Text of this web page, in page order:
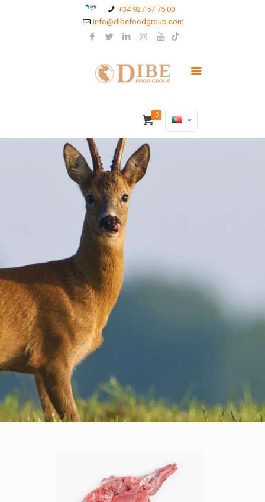
+34 927 57 75 00
info@dibefoodgroup.com
0